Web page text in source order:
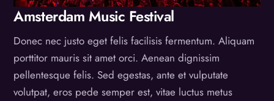
Amsterdam Music Festival
Donec nec justo eget felis facilisis fermentum. Aliquam
porttitor mauris sit amet orci. Aenean dignissim
pellentesque felis. Sed egestas, ante et vulputate
volutpat, eros pede semper est, vitae luctus metus